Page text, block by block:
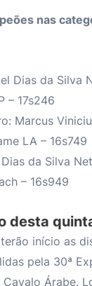
nas
Dias da Silva
– 17s246
Marcus
LA – 16s749
da Silva
– 16s949
desta
início as
pela 30ª
Árabe.